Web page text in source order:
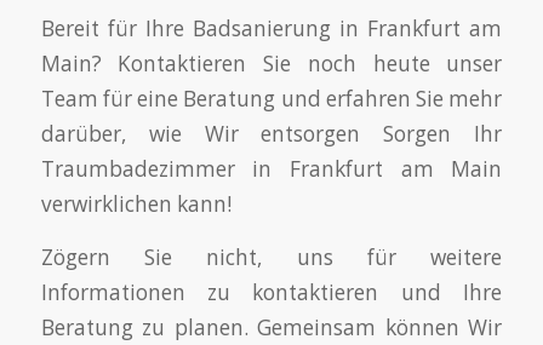
Bereit für Ihre Badsanierung in Frankfurt am
Main? Kontaktieren Sie noch heute unser
Team für eine Beratung und erfahren Sie mehr
darüber, wie Wir entsorgen Sorgen Ihr
Traumbadezimmer in Frankfurt am Main
verwirklichen kann!
Zögern Sie nicht, uns für weitere
Informationen zu kontaktieren und Ihre
Beratung zu planen. Gemeinsam können Wir